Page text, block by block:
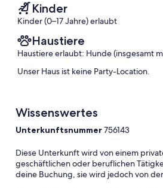
Kinder
Kinder (0–17 Jahre) erlaubt
Haustiere
Haustiere erlaubt: Hunde (insgesamt
Unser Haus ist keine Party-Location.
Wissenswertes
Unterkunftsnummer756143
Diese Unterkunft wird von einem
geschäftlichen oder beruflichen
deine Buchung, sie wird jedoch von